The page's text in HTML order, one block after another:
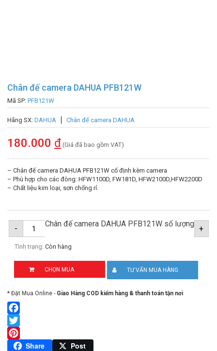
Chân đế camera DAHUA PFB121W
Mã SP: PFB121W
Hãng SX: DAHUA Chân đế camera DAHUA
180.000 đ (Giá đã bao gồm VAT)
– Chân đế camera DAHUA PFB121W cố định kèm camera
– Phù hợp cho các đòng: HFW1100D, FW181D, HFW2100D,HFW2200D
– Chất liệu kim loại, sơn chống rỉ.
- Chân đế camera DAHUA PFB121W số lượng +
Tình trạng: Còn hàng
CHỌN MUA TƯ VẤN MUA HÀNG
* Đặt Mua Online - Giao Hàng COD kiểm hàng & thanh toán tận nơi
Facebook
Twitter
Pinterest
Share Post